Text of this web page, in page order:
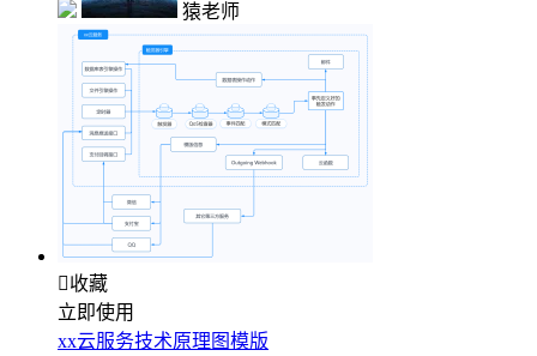
猿老师
收藏
立即使用
xx云服务技术原理图模版